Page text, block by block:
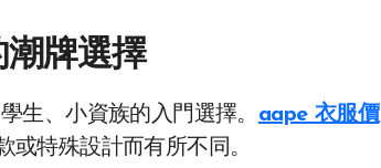
牌選擇
生、小資族的入門選擇。 aape 衣服價
特殊設計而有所不同。